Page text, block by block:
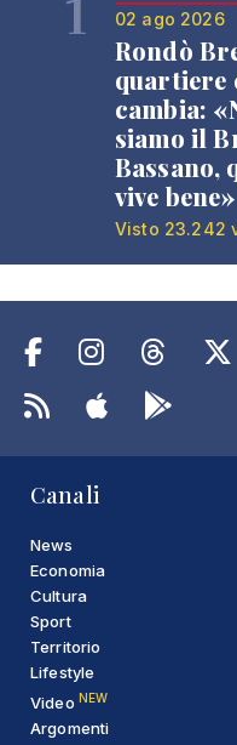
02 ago 2026
Rondò
quartiere
cambia:
siamo il
Bassano,
vive bene»
Visto 23.242
Canali
News
Economia
Cultura
Sport
Territorio
Lifestyle
Video NEW
Argomenti